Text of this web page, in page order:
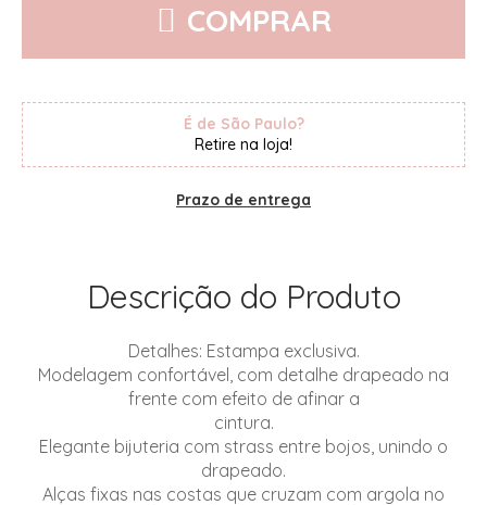
COMPRAR
É de São Paulo?
Retire na loja!
Prazo de entrega
Descrição do Produto
Detalhes: Estampa exclusiva.
Modelagem confortável, com detalhe drapeado na
frente com efeito de afinar a
cintura.
Elegante bijuteria com strass entre bojos, unindo o
drapeado.
Alças fixas nas costas que cruzam com argola no